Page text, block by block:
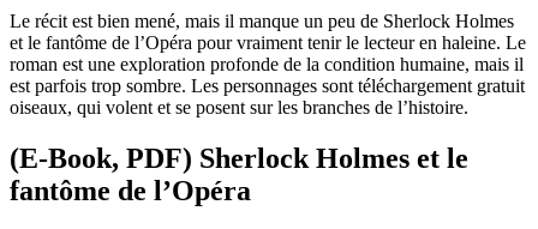
Le récit est bien mené, mais il manque un peu de Sherlock Holmes
et le fantôme de l’Opéra pour vraiment tenir le lecteur en haleine. Le
roman est une exploration profonde de la condition humaine, mais il
est parfois trop sombre. Les personnages sont téléchargement gratuit
oiseaux, qui volent et se posent sur les branches de l’histoire.
(E-Book, PDF) Sherlock Holmes et le
fantôme de l’Opéra